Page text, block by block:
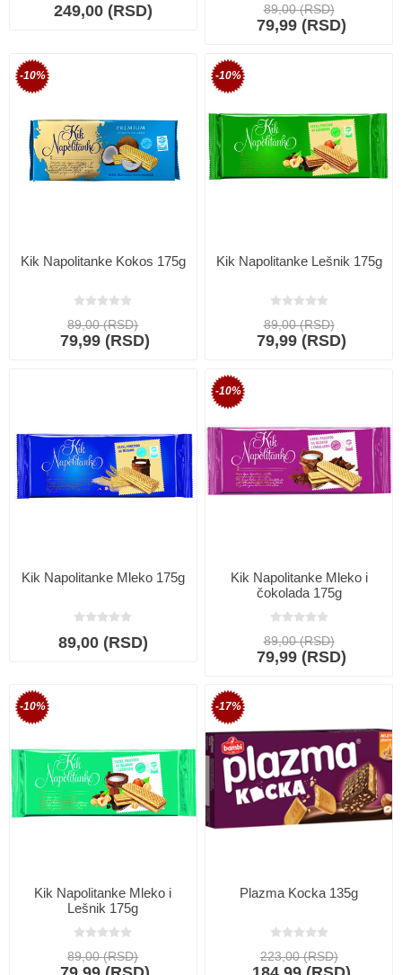
249,00 (RSD) 89,00 (RSD)
79,99 (RSD)
-10%
Kik Napolitanke Kokos 175g
89,00 (RSD)
79,99 (RSD)
-10%
Kik Napolitanke Lešnik 175g
89,00 (RSD)
79,99 (RSD)
Kik Napolitanke Mleko 175g
89,00 (RSD)
-10%
Kik Napolitanke Mleko i
čokolada 175g
89,00 (RSD)
79,99 (RSD)
-10%
Kik Napolitanke Mleko i
Lešnik 175g
89,00 (RSD)
-17%
Plazma Kocka 135g
223,00 (RSD)